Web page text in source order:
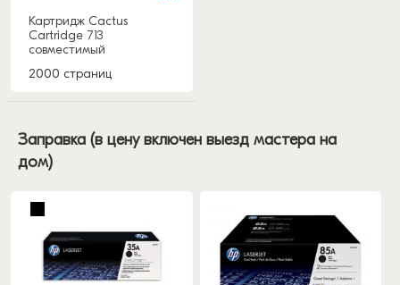
Картридж Cactus
Cartridge 713
совместимый
2000 страниц
Заправка (в цену включен выезд мастера на
дом)